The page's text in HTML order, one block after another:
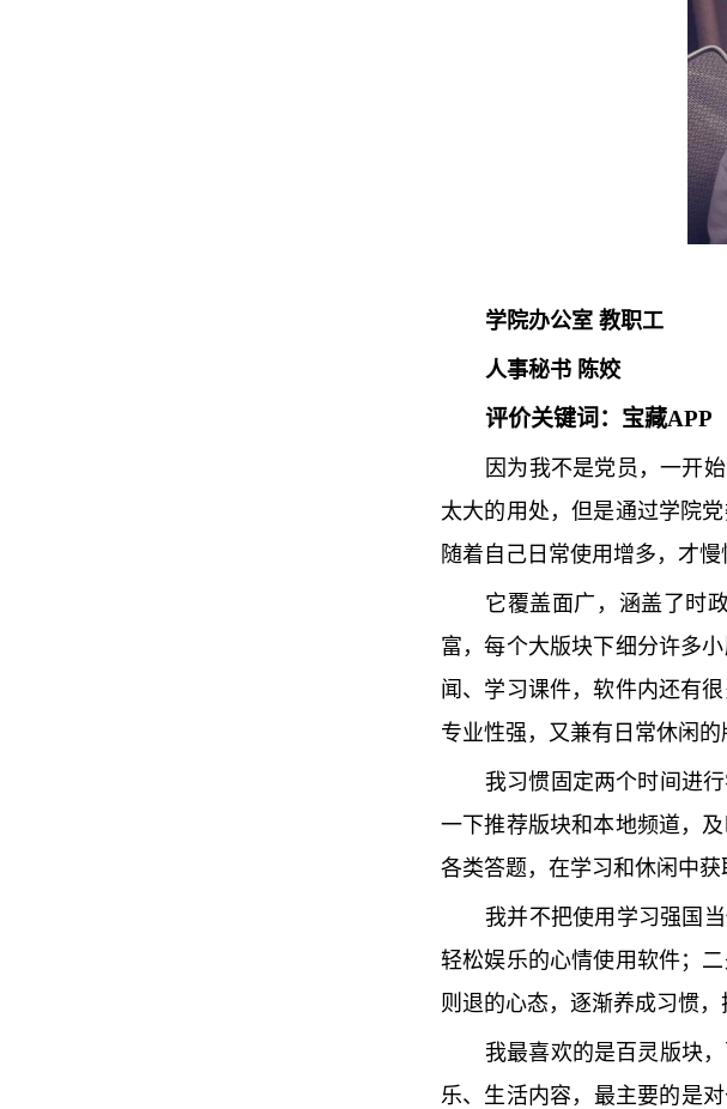
学院办公室 教职工
人事秘书 陈姣
评价关键词： 宝藏APP
因为我不是党员，一开
太大的用处，但是通过学院
随着自己日常使用增多，才慢
它覆盖面广，涵盖了时
富，每个大版块下细分许多
闻、学习课件，软件内还有
专业性强，又兼有日常休闲的
我习惯固定两个时间进
一下推荐版块和本地频道，
各类答题，在学习和休闲中获
我并不把使用学习强国
轻松娱乐的心情使用软件；
则退的心态，逐渐养成习惯，
我最喜欢的是百灵版块
乐、生活内容，最主要的是